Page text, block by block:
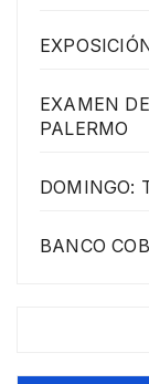
EXAMEN
PALERMO
DOMINGO:
BANCO